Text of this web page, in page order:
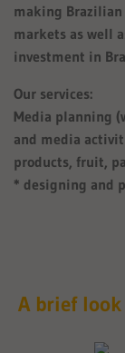
making
markets as well
investment in
Our services:
Media planning
and media
products, fruit,
* designing and
A brief